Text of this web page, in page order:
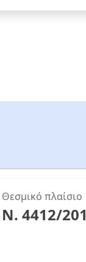
Θεσμικό πλαίσιο
Ν. 4412/